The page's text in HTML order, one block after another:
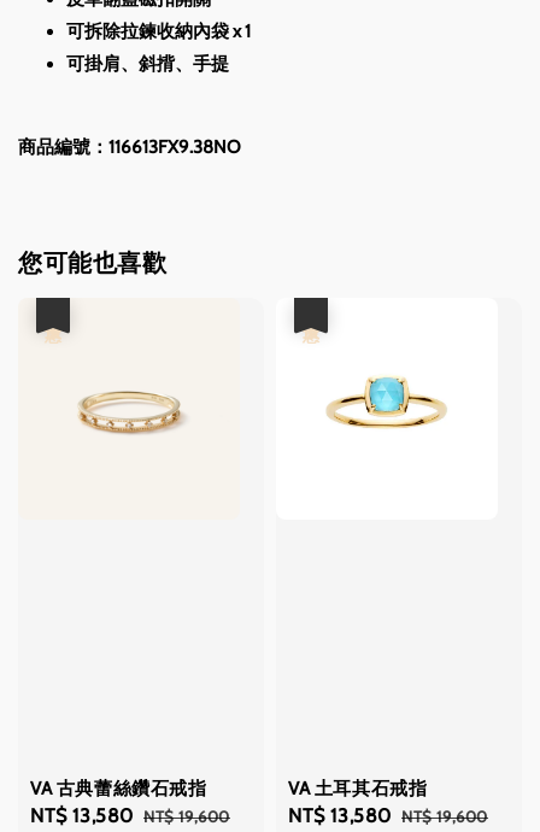
可拆除拉鍊收納內袋 x 1
可掛肩、斜揹、手提
商品編號：116613FX9.38NO
您可能也喜歡
VA 古典蕾絲鑽石戒指
Sale
NT$ 13,580 Regular
NT$ 19,600
VA 土耳其石戒指
Sale
NT$ 13,580 Regular
NT$ 19,600